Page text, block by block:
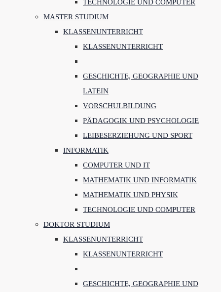
TECHNOLOGIE UND COMPUTER
MASTER STUDIUM
KLASSENUNTERRICHT
KLASSENUNTERRICHT
GESCHICHTE, GEOGRAPHIE UND
LATEIN
VORSCHULBILDUNG
PÄDAGOGIK UND PSYCHOLOGIE
LEIBESERZIEHUNG UND SPORT
INFORMATIK
COMPUTER UND IT
MATHEMATIK UND INFORMATIK
MATHEMATIK UND PHYSIK
TECHNOLOGIE UND COMPUTER
DOKTOR STUDIUM
KLASSENUNTERRICHT
KLASSENUNTERRICHT
GESCHICHTE, GEOGRAPHIE UND